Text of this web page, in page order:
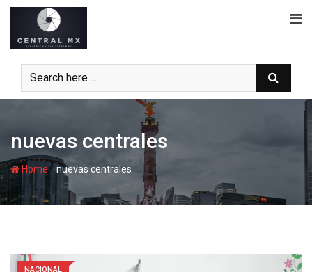
Skip
content
nuevas centrales
Home-nuevas centrales
NACIONAL